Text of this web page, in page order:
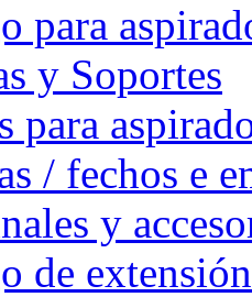
para
y Soportes
para
/ fechos e
y
de